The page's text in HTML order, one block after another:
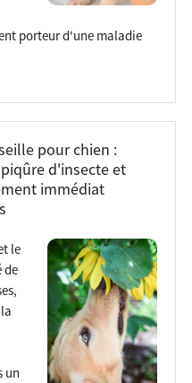
porteur d'une maladie
pour chien :
d'insecte et
immédiat
le
de
un